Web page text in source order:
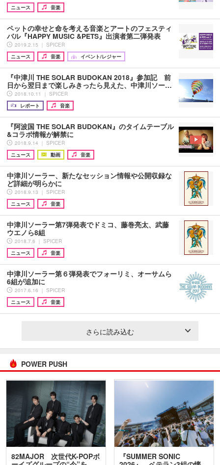
ニュース
音楽
ペットの幸せと命を考える音楽とアートのフェスティ
バル『HAPPY MUSIC &PETS』出演者第二弾発表
2019.2.15 ｜ SPICER
ニュース
音楽 イベント/レジャー
『中津川 THE SOLAR BUDOKAN 2018』参加記 前
日から翌日まで楽しみきったら見えた、中津川ソー…
2018.10.11 ｜ SPICER
レポート
音楽
『阿波国 THE SOLAR BUDOKAN』のタイムテーブル
&コラボ情報が解禁に
2018.9.14 ｜ SPICER
ニュース
動画 音楽
中津川ソーラー、新たなセッション情報や公開収録な
ど詳細が明らかに
2018.9.13 ｜ SPICER
ニュース
音楽
中津川ソーラー第7弾発表でドミコ、藤巻亮太、武藤
ウエノら8組
2018.7.6 ｜ SPICER
ニュース
音楽
中津川ソーラー第６弾発表でフォーリミ、オーサムら
6組が追加に
2017.6.16 ｜ SPICER
ニュース
音楽
さらに読み込む
POWER PUSH
82MAJOR 次世代K-POPボ
『SUMMER SONIC